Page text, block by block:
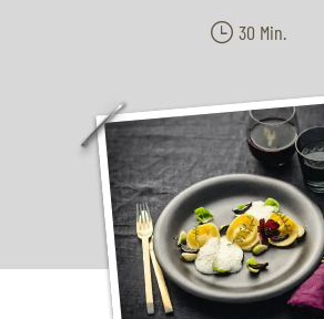
30 Min.